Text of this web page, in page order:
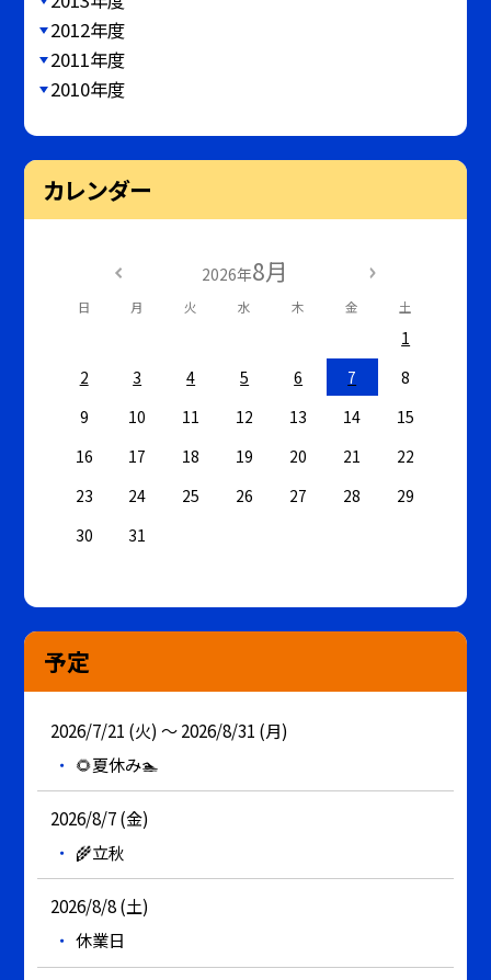
2012年度
2011年度
2010年度
カレンダー
2026年8月
日 月 火 水 木 金 土
1
2
3 4 5 6 7
8
9
10 11 12 13 14
15
16
17 18 19 20 21
22
23
24 25 26 27 28
29
30
31
予定
2026/7/21 (火) ～ 2026/8/31 (月)
🌻夏休み🏊
2026/8/7 (金)
🌾立秋
2026/8/8 (土)
休業日